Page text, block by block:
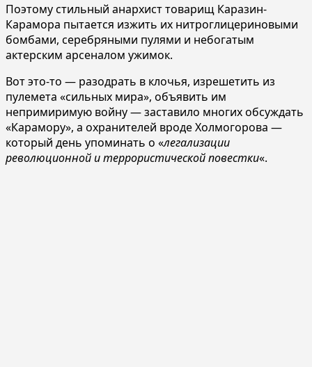
Поэтому стильный анархист товарищ Каразин-
Карамора пытается изжить их нитроглицериновыми
бомбами, серебряными пулями и небогатым
актерским арсеналом ужимок.
Вот это-то — разодрать в клочья, изрешетить из
пулемета «сильных мира», объявить им
непримиримую войну — заставило многих обсуждать
«Карамору», а охранителей вроде Холмогорова —
который день упоминать о «легализации
революционной и террористической повестки«.